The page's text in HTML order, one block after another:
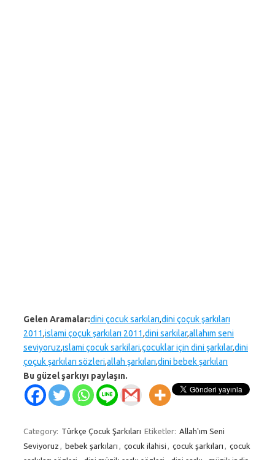
Gelen Aramalar:dini çocuk sarkıları,dini çoçuk şarkıları
2011,islami çoçuk şarkıları 2011,dini sarkilar,allahım seni
seviyoruz,ıslami çocuk sarkilari,çocuklar için dini şarkılar,dini
çoçuk şarkıları sözleri,allah şarkıları,dini bebek şarkıları
Bu güzel şarkıyı paylaşın.
Category: Türkçe Çocuk Şarkıları Etiketler: Allah'ım Seni
Seviyoruz , bebek şarkıları , çocuk ilahisi , çocuk şarkıları , çocuk